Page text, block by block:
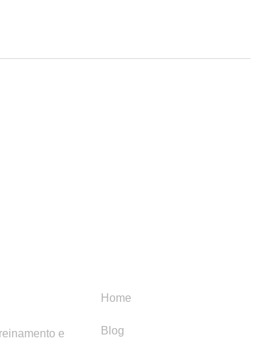
e
Home
Blog